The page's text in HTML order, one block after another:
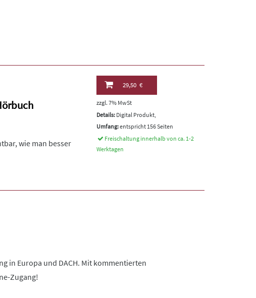
wie man besser
29,50 €
zzgl. 7% MwSt
Details: Digital Produkt,
Umfang:entspricht 156 Seiten
Freischaltung innerhalb von ca. 1-2
Werktagen
in Europa und DACH. Mit kommentierten
Zugang!